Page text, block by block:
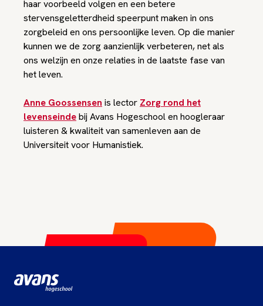
haar voorbeeld volgen en een betere
stervensgeletterdheid speerpunt maken in ons
zorgbeleid en ons persoonlijke leven. Op die manier
kunnen we de zorg aanzienlijk verbeteren, net als
ons welzijn en onze relaties in de laatste fase van
het leven.
Anne Goossensen is lector Zorg rond het
levenseindebij Avans Hogeschool en hoogleraar
luisteren & kwaliteit van samenleven aan de
Universiteit voor Humanistiek.